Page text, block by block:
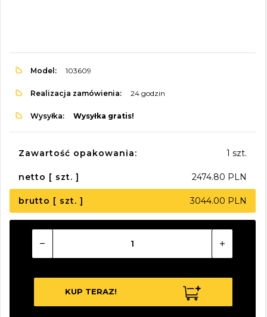
Model: 103609
Realizacja zamówienia: 24 godzin
Wysyłka: Wysyłka gratis!
Zawartość opakowania: 1 szt.
netto [ szt. ] 2474.80 PLN
brutto [ szt. ] 3044.00 PLN
KUP TERAZ!